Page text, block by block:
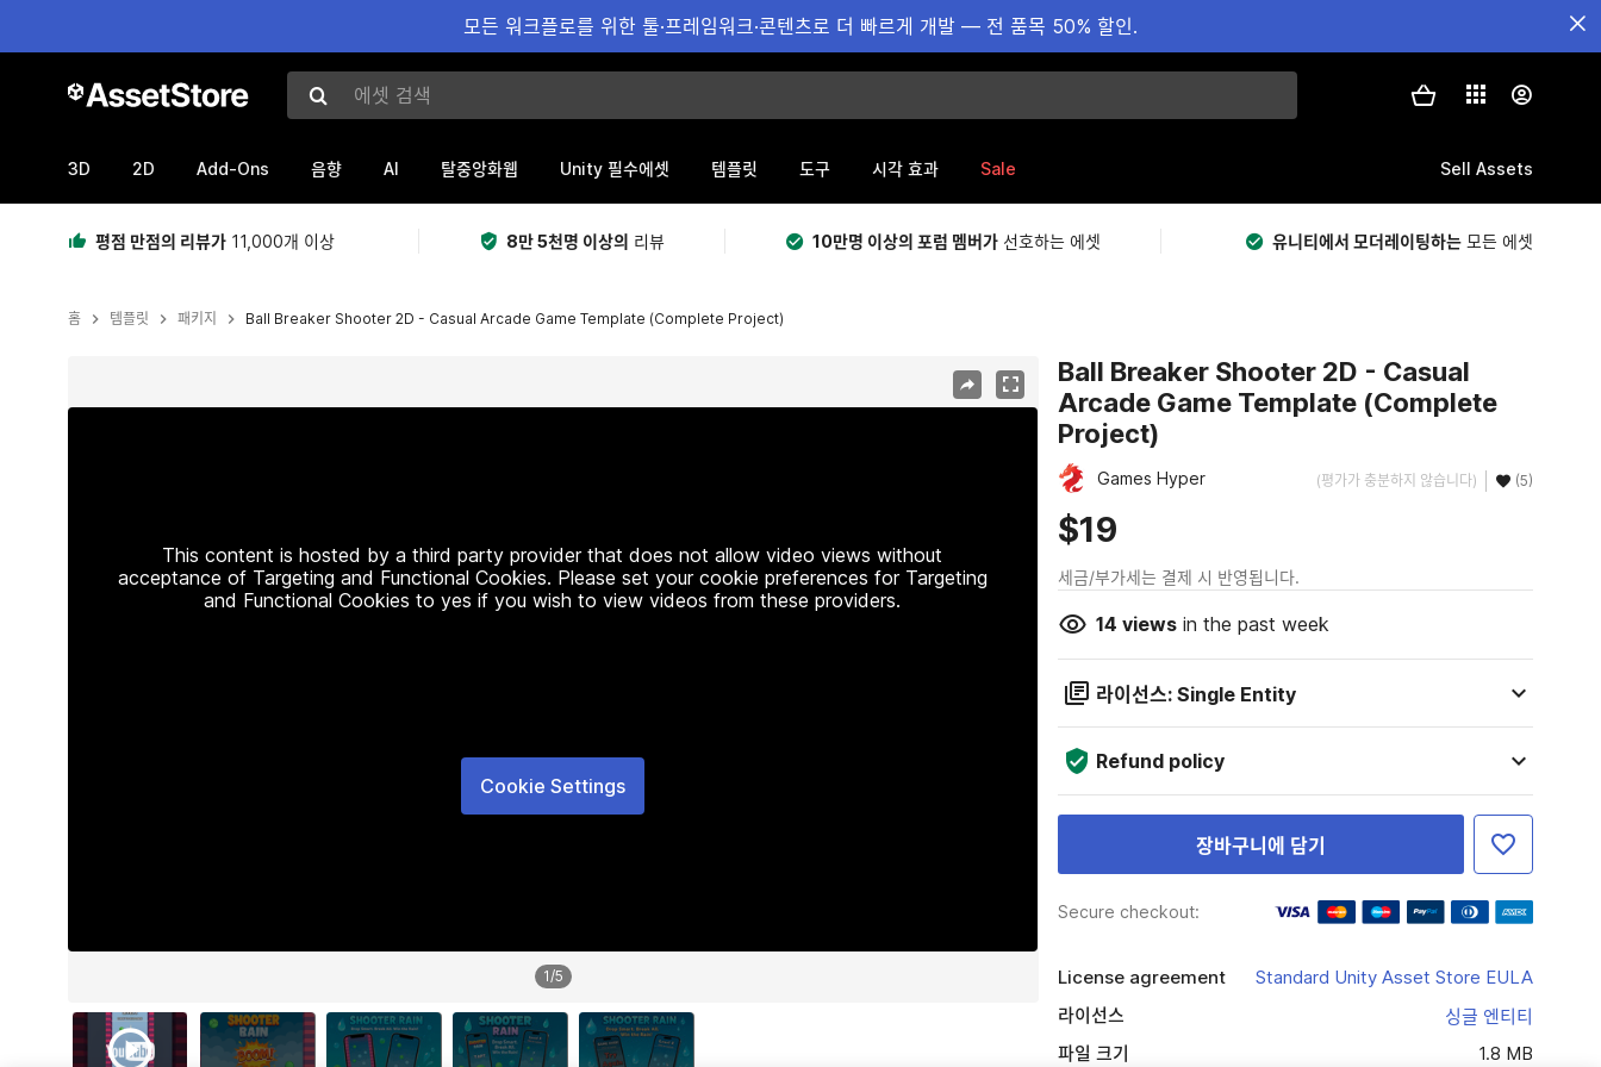
모든 워크플로를 위한 툴·프레임워크·콘텐츠로 더 빠르게 개발 — 전 품목 50% 할인.
에셋 검색
3D 2D Add-Ons 음향 AI 탈중앙화웹 Unity 필수에셋 템플릿 도구 시각 효과 Sale Sell Assets
평점 만점의 리뷰가 11,000개 이상 8만 5천명 이상의 리뷰 10만명 이상의 포럼 멤버가 선호하는 에셋 유니티에서 모더레이팅하는 모든 에셋
홈 템플릿 패키지 Ball Breaker Shooter 2D - Casual Arcade Game Template (Complete Project)
This content is hosted by a third party provider that does not allow video views without
acceptance of Targeting and Functional Cookies. Please set your cookie preferences for Targeting
and Functional Cookies to yes if you wish to view videos from these providers.
Cookie Settings
1/5
Ball Breaker Shooter 2D - Casual
Arcade Game Template (Complete
Project)
Games Hyper (평가가 충분하지 않습니다) (5)
$19
세금/부가세는 결제 시 반영됩니다.
14 viewsin the past week
라이선스: Single Entity
Refund policy
장바구니에 담기
Secure checkout:
License agreement
Standard Unity Asset Store EULA
라이선스
싱글 엔티티
파일 크기
1.8 MB